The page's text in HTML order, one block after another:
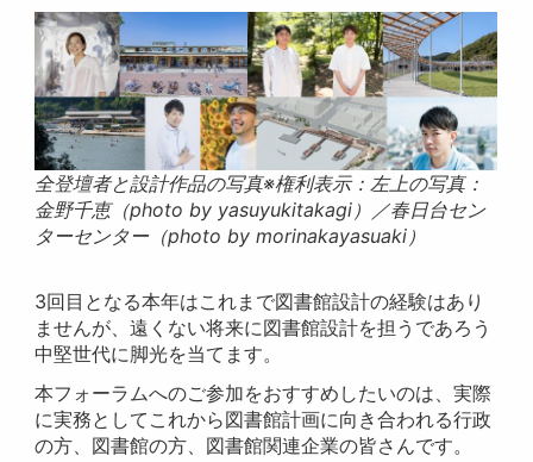
全登壇者と設計作品の写真※権利表示：左上の写真：
金野千恵（photo by yasuyukitakagi）／春日台セン
ターセンター（photo by morinakayasuaki）
3回目となる本年はこれまで図書館設計の経験はあり
ませんが、遠くない将来に図書館設計を担うであろう
中堅世代に脚光を当てます。
本フォーラムへのご参加をおすすめしたいのは、実際
に実務としてこれから図書館計画に向き合われる行政
の方、図書館の方、図書館関連企業の皆さんです。